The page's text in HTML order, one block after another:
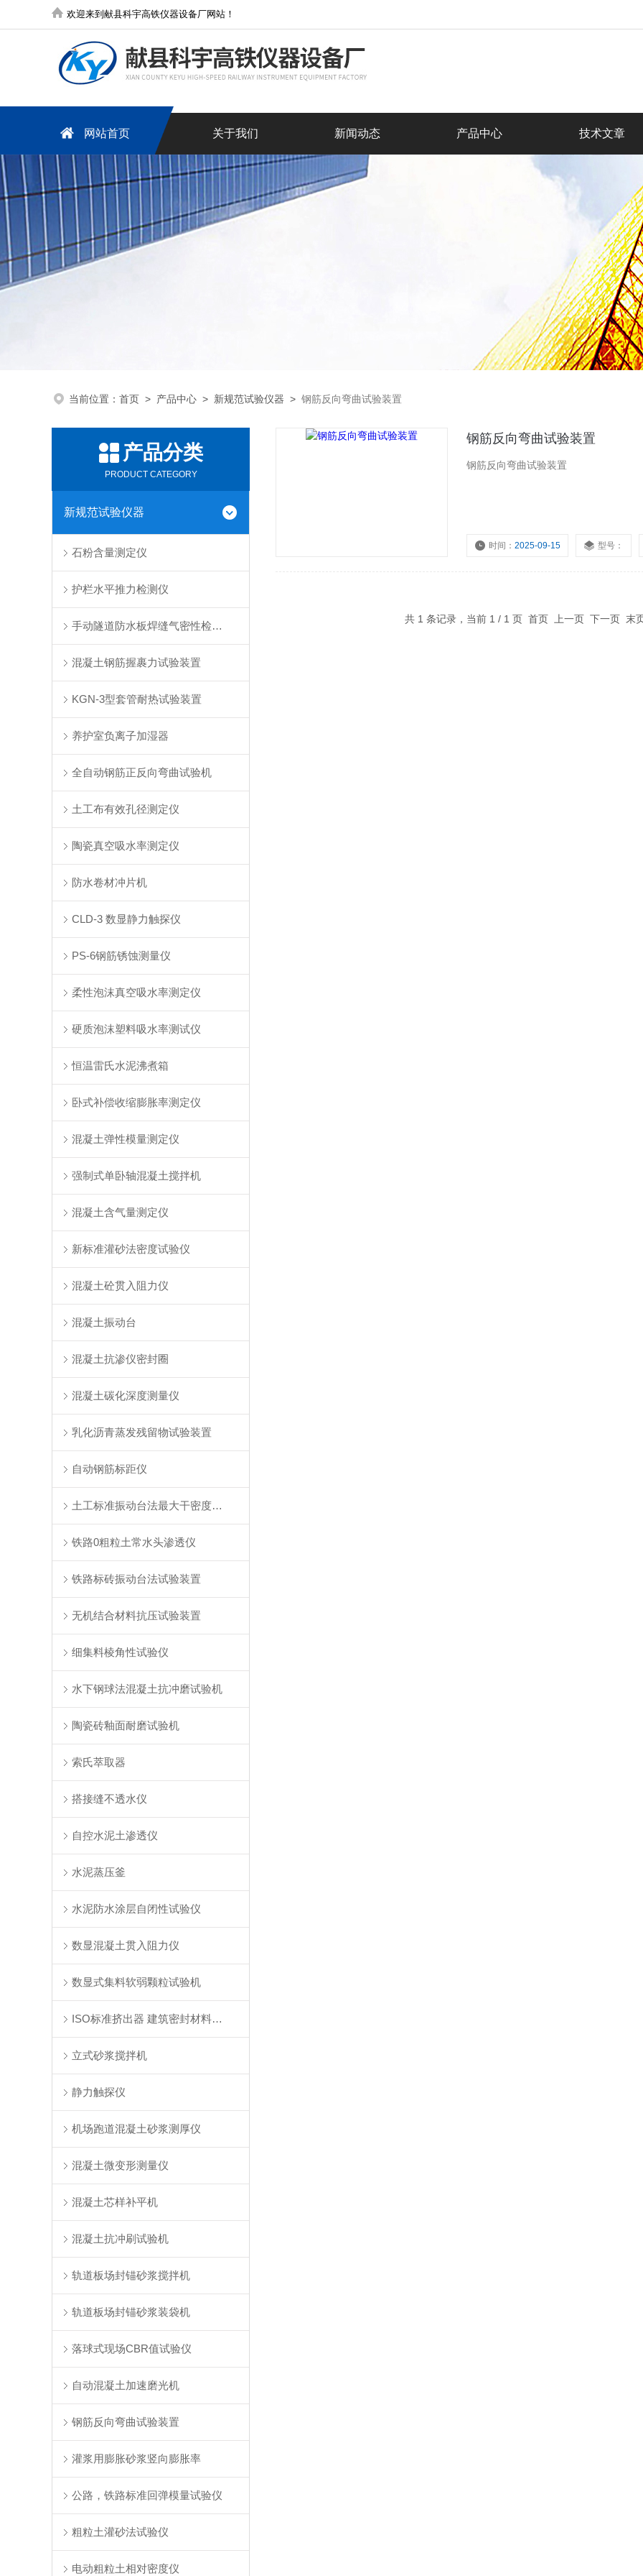
欢迎来到献县科宇高铁仪器设备厂网站！
网站首页 关于我们 新闻动态 产品中心 技术文章
当前位置： 首页 > 产品中心 > 新规范试验仪器 > 钢筋反向弯曲试验装置
产品分类
PRODUCT CATEGORY
新规范试验仪器
石粉含量测定仪
护栏水平推力检测仪
手动隧道防水板焊缝气密性检测仪
混凝土钢筋握裹力试验装置
KGN-3型套管耐热试验装置
养护室负离子加湿器
全自动钢筋正反向弯曲试验机
土工布有效孔径测定仪
陶瓷真空吸水率测定仪
防水卷材冲片机
CLD-3 数显静力触探仪
PS-6钢筋锈蚀测量仪
柔性泡沫真空吸水率测定仪
硬质泡沫塑料吸水率测试仪
恒温雷氏水泥沸煮箱
卧式补偿收缩膨胀率测定仪
混凝土弹性模量测定仪
强制式单卧轴混凝土搅拌机
混凝土含气量测定仪
新标准灌砂法密度试验仪
混凝土砼贯入阻力仪
混凝土振动台
混凝土抗渗仪密封圈
混凝土碳化深度测量仪
乳化沥青蒸发残留物试验装置
自动钢筋标距仪
土工标准振动台法最大干密度试验仪
铁路0粗粒土常水头渗透仪
铁路标砖振动台法试验装置
无机结合材料抗压试验装置
细集料棱角性试验仪
水下钢球法混凝土抗冲磨试验机
陶瓷砖釉面耐磨试验机
索氏萃取器
搭接缝不透水仪
自控水泥土渗透仪
水泥蒸压釜
水泥防水涂层自闭性试验仪
数显混凝土贯入阻力仪
数显式集料软弱颗粒试验机
ISO标准挤出器 建筑密封材料挤出器
立式砂浆搅拌机
静力触探仪
机场跑道混凝土砂浆测厚仪
混凝土微变形测量仪
混凝土芯样补平机
混凝土抗冲刷试验机
轨道板场封锚砂浆搅拌机
轨道板场封锚砂浆装袋机
落球式现场CBR值试验仪
自动混凝土加速磨光机
钢筋反向弯曲试验装置
灌浆用膨胀砂浆竖向膨胀率
公路，铁路标准回弹模量试验仪
粗粒土灌砂法试验仪
电动粗粒土相对密度仪
钢筋反向弯曲试验装置
钢筋反向弯曲试验装置
时间：2025-09-15 型号：
共 1 条记录，当前 1 / 1 页 首页 上一页 下一页 末